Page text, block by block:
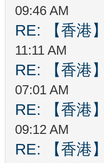
09:46 AM
RE: 【香港
11:11 AM
RE: 【香港
07:01 AM
RE: 【香港
09:12 AM
RE: 【香港